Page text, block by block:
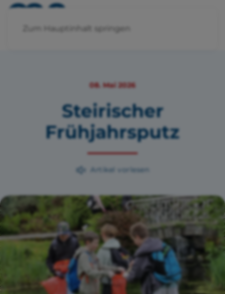
Zum Hauptinhalt springen
08. Mai 2026
Steirischer
Frühjahrsputz
Artikel vorlesen